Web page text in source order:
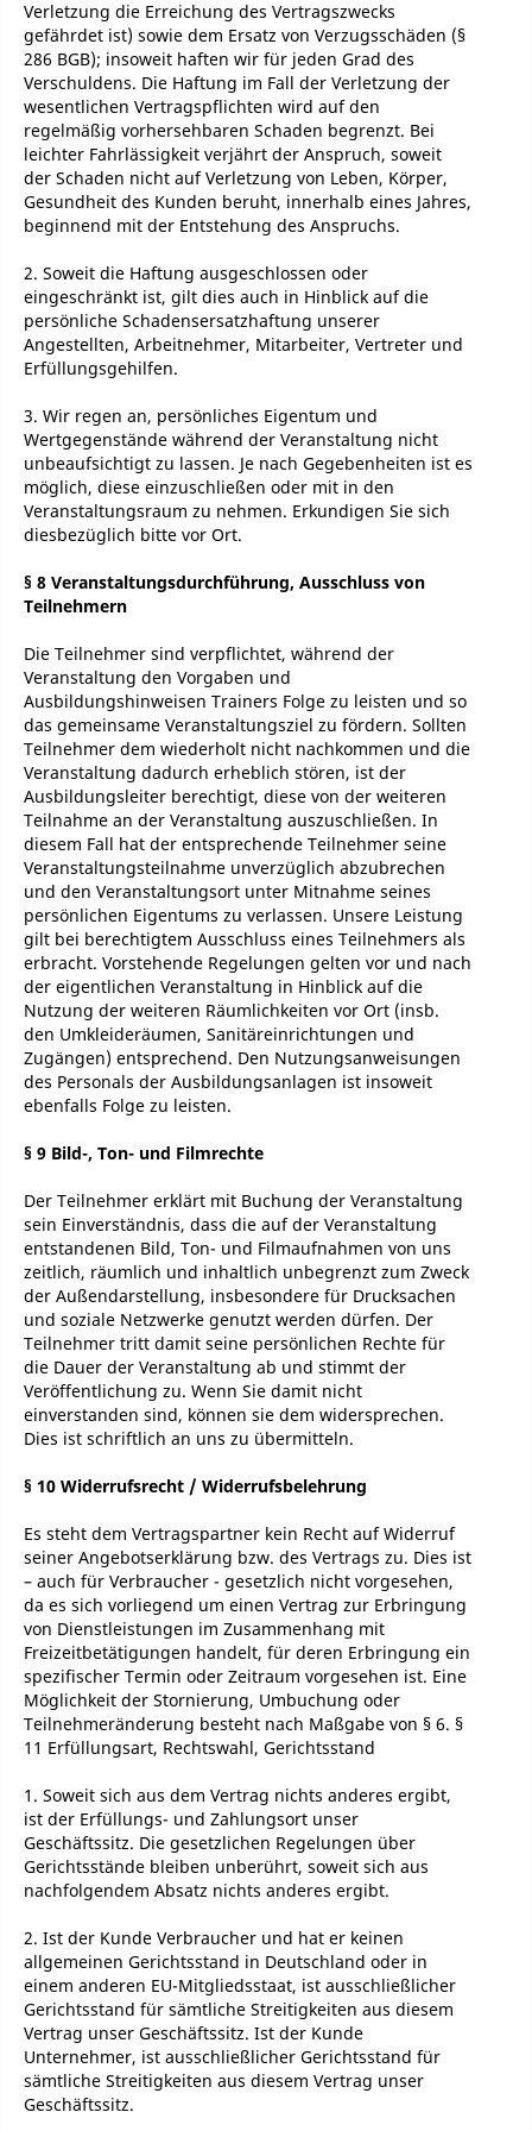
Verletzung die Erreichung des Vertragszwecks
gefährdet ist) sowie dem Ersatz von Verzugsschäden (§
286 BGB); insoweit haften wir für jeden Grad des
Verschuldens. Die Haftung im Fall der Verletzung der
wesentlichen Vertragspflichten wird auf den
regelmäßig vorhersehbaren Schaden begrenzt. Bei
leichter Fahrlässigkeit verjährt der Anspruch, soweit
der Schaden nicht auf Verletzung von Leben, Körper,
Gesundheit des Kunden beruht, innerhalb eines Jahres,
beginnend mit der Entstehung des Anspruchs.
2. Soweit die Haftung ausgeschlossen oder
eingeschränkt ist, gilt dies auch in Hinblick auf die
persönliche Schadensersatzhaftung unserer
Angestellten, Arbeitnehmer, Mitarbeiter, Vertreter und
Erfüllungsgehilfen.
3. Wir regen an, persönliches Eigentum und
Wertgegenstände während der Veranstaltung nicht
unbeaufsichtigt zu lassen. Je nach Gegebenheiten ist es
möglich, diese einzuschließen oder mit in den
Veranstaltungsraum zu nehmen. Erkundigen Sie sich
diesbezüglich bitte vor Ort.
§ 8 Veranstaltungsdurchführung, Ausschluss von
Teilnehmern
Die Teilnehmer sind verpflichtet, während der
Veranstaltung den Vorgaben und
Ausbildungshinweisen Trainers Folge zu leisten und so
das gemeinsame Veranstaltungsziel zu fördern. Sollten
Teilnehmer dem wiederholt nicht nachkommen und die
Veranstaltung dadurch erheblich stören, ist der
Ausbildungsleiter berechtigt, diese von der weiteren
Teilnahme an der Veranstaltung auszuschließen. In
diesem Fall hat der entsprechende Teilnehmer seine
Veranstaltungsteilnahme unverzüglich abzubrechen
und den Veranstaltungsort unter Mitnahme seines
persönlichen Eigentums zu verlassen. Unsere Leistung
gilt bei berechtigtem Ausschluss eines Teilnehmers als
erbracht. Vorstehende Regelungen gelten vor und nach
der eigentlichen Veranstaltung in Hinblick auf die
Nutzung der weiteren Räumlichkeiten vor Ort (insb.
den Umkleideräumen, Sanitäreinrichtungen und
Zugängen) entsprechend. Den Nutzungsanweisungen
des Personals der Ausbildungsanlagen ist insoweit
ebenfalls Folge zu leisten.
§ 9 Bild-, Ton- und Filmrechte
Der Teilnehmer erklärt mit Buchung der Veranstaltung
sein Einverständnis, dass die auf der Veranstaltung
entstandenen Bild, Ton- und Filmaufnahmen von uns
zeitlich, räumlich und inhaltlich unbegrenzt zum Zweck
der Außendarstellung, insbesondere für Drucksachen
und soziale Netzwerke genutzt werden dürfen. Der
Teilnehmer tritt damit seine persönlichen Rechte für
die Dauer der Veranstaltung ab und stimmt der
Veröffentlichung zu. Wenn Sie damit nicht
einverstanden sind, können sie dem widersprechen.
Dies ist schriftlich an uns zu übermitteln.
§ 10 Widerrufsrecht / Widerrufsbelehrung
Es steht dem Vertragspartner kein Recht auf Widerruf
seiner Angebotserklärung bzw. des Vertrags zu. Dies ist
– auch für Verbraucher - gesetzlich nicht vorgesehen,
da es sich vorliegend um einen Vertrag zur Erbringung
von Dienstleistungen im Zusammenhang mit
Freizeitbetätigungen handelt, für deren Erbringung ein
spezifischer Termin oder Zeitraum vorgesehen ist. Eine
Möglichkeit der Stornierung, Umbuchung oder
Teilnehmeränderung besteht nach Maßgabe von § 6. §
11 Erfüllungsart, Rechtswahl, Gerichtsstand
1. Soweit sich aus dem Vertrag nichts anderes ergibt,
ist der Erfüllungs- und Zahlungsort unser
Geschäftssitz. Die gesetzlichen Regelungen über
Gerichtsstände bleiben unberührt, soweit sich aus
nachfolgendem Absatz nichts anderes ergibt.
2. Ist der Kunde Verbraucher und hat er keinen
allgemeinen Gerichtsstand in Deutschland oder in
einem anderen EU-Mitgliedsstaat, ist ausschließlicher
Gerichtsstand für sämtliche Streitigkeiten aus diesem
Vertrag unser Geschäftssitz. Ist der Kunde
Unternehmer, ist ausschließlicher Gerichtsstand für
sämtliche Streitigkeiten aus diesem Vertrag unser
Geschäftssitz.